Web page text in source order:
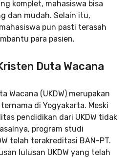
komplet, mahasiswa bisa
dan mudah. Selain itu,
pun pasti terasah
para pasien.
Duta Wacana
Wacana (UKDW) merupakan
di Yogyakarta. Meski
pendidikan dari UKDW tidak
program studi
telah terakreditasi BAN-PT.
lulusan UKDW yang telah